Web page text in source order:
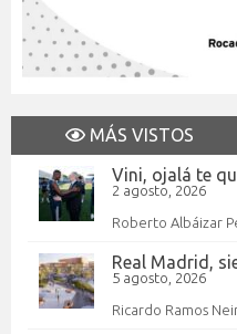
MÁS VISTOS
Vini, ojalá te
2 agosto, 2026
Roberto Albáizar
Real Madrid,
5 agosto, 2026
Ricardo Ramos